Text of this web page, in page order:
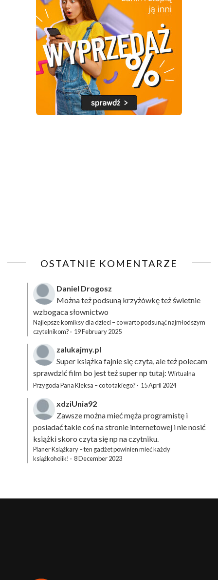
OSTATNIE KOMENTARZE
Daniel Drogosz
Można też podsuną krzyżówkęteż świetnie
wzbogaca słownictwo
Najlepsze komiksy dla dzieci – co warto podsunąć najmłodszym
czytelnikom? · 19 February 2025
zalukajmy.pl
Super książka fajnie się czyta, ale też polecam
sprawdzić film bo jest też super np tutaj: Wirtualna
Przygoda Pana Kleksa – co to takiego? · 15 April 2024
xdziUnia92
Zawsze można mieć męża programistę i
posiadać takie coś na stronie internetowej i nie nosić
książki skoro czyta się np na czytniku.
Planer Książkary – ten gadżet powinien mieć każdy
książkoholik! · 8 December 2023